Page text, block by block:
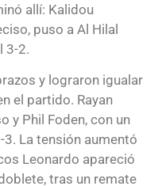
allí: Kalidou
puso a Al Hilal
3-2.
y lograron igualar
el partido. Rayan
y Phil Foden, con un
La tensión aumentó
Leonardo apareció
tras un remate